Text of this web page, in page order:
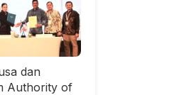
dan
Authority of